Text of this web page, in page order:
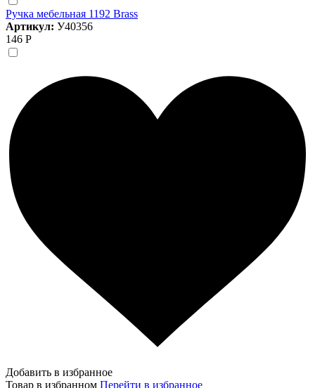
Ручка мебельная 1192 Brass
Артикул: У40356
146 Р
Добавить в избранное
Товар в избранном Перейти в избранное